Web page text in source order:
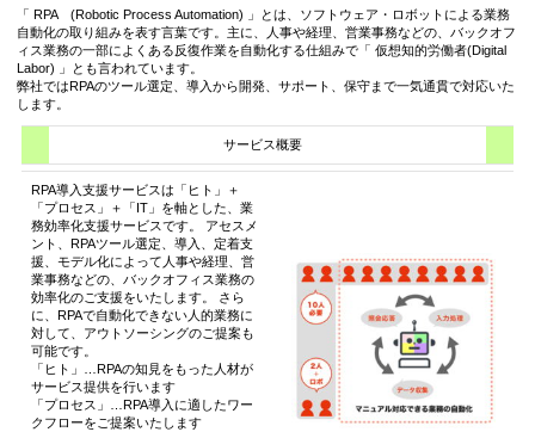
「 RPA (Robotic Process Automation) 」とは、ソフトウェア・ロボットによる業務
自動化の取り組みを表す言葉です。主に、人事や経理、営業事務などの、バックオフ
ィス業務の一部によくある反復作業を自動化する仕組みで「 仮想知的労働者(Digital
Labor) 」とも言われています。
弊社ではRPAのツール選定、導入から開発、サポート、保守まで一気通貫で対応いた
します。
サービス概要
RPA導入支援サービスは「ヒト」＋
「プロセス」＋「IT」を軸とした、業
務効率化支援サービスです。 アセスメ
ント、RPAツール選定、導入、定着支
援、モデル化によって人事や経理、営
業事務などの、バックオフィス業務の
効率化のご支援をいたします。 さら
に、RPAで自動化できない人的業務に
対して、アウトソーシングのご提案も
可能です。
「ヒト」…RPAの知見をもった人材が
サービス提供を行います
「プロセス」…RPA導入に適したワー
クフローをご提案いたします